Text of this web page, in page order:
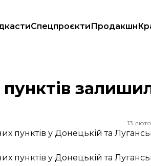
СпецпроєктиПродакшн
13
пунктів у Донецькій та
пунктів у Донецькій та